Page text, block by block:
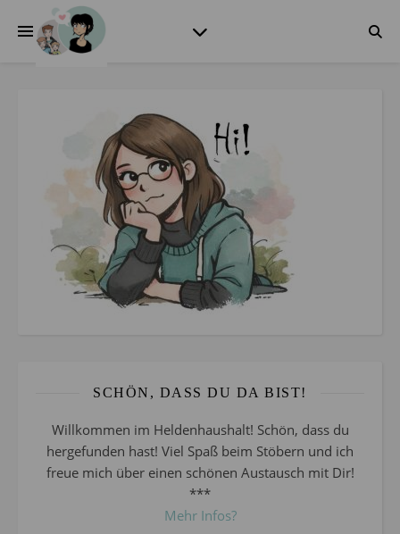
SCHÖN, DASS DU DA BIST!
Willkommen im Heldenhaushalt! Schön, dass du
hergefunden hast! Viel Spaß beim Stöbern und ich
freue mich über einen schönen Austausch mit Dir!
***
Mehr Infos?